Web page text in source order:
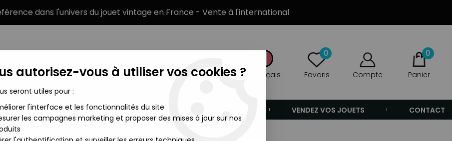
dans l'univers du jouet vintage en France - Vente à l'international
Français
0
Favoris Compte
0
Panier
MARQUES TYPE DE PRODUIT VENDEZ VOS JOUETS CONTACT
autorisez-vous à utiliser vos cookies ?
seront utiles pour :
l'interface et les fonctionnalités du site
les campagnes marketing et proposer des mises à jour sur nos